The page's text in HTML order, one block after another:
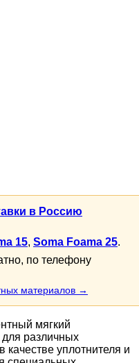
в Россию
15, Soma Foama 25.
по телефону
материалов →
мягкий
различных
уплотнителя и